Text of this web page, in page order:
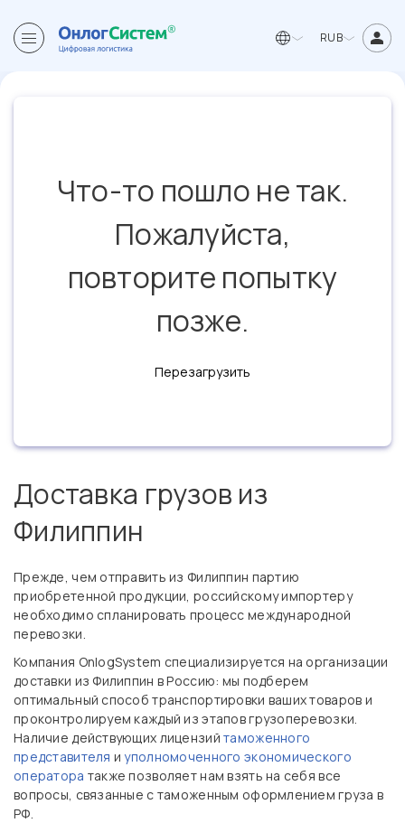
RUB
Что-то пошло не так.
Пожалуйста,
повторите попытку
позже.
Перезагрузить
Доставка грузов из
Филиппин
Прежде, чем отправить из Филиппин партию
приобретенной продукции, российскому импортеру
необходимо спланировать процесс международной
перевозки.
Компания OnlogSystem специализируется на организации
доставки из Филиппин в Россию: мы подберем
оптимальный способ транспортировки ваших товаров и
проконтролируем каждый из этапов грузоперевозки.
Наличие действующих лицензийтаможенного
представителя и уполномоченного экономического
оператора также позволяет нам взять на себя все
вопросы, связанные с таможенным оформлением груза в
РФ.